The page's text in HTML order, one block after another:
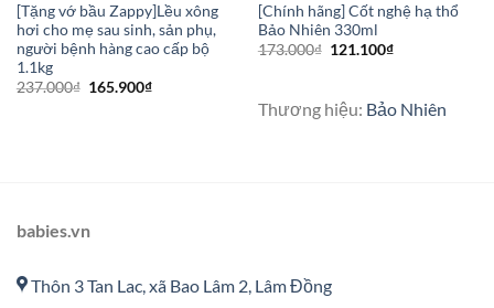
[Tặng vớ bầu Zappy]Lều xông
hơi cho mẹ sau sinh, sản phụ,
người bệnh hàng cao cấp bộ
1.1kg
237.000₫ 165.900₫
[Chính hãng] Cốt nghệ hạ thổ
Bảo Nhiên 330ml
173.000₫ 121.100₫
Thương hiệu: Bảo Nhiên
babies.vn
Thôn 3 Tan Lac, xã Bao Lâm 2, Lâm Đồng